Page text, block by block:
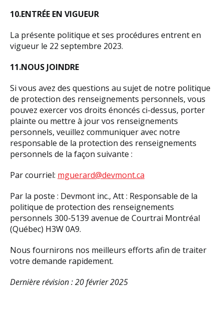
10.ENTRÉE EN VIGUEUR
La présente politique et ses procédures entrent en
vigueur le 22 septembre 2023.
11.NOUS JOINDRE
Si vous avez des questions au sujet de notre politique
de protection des renseignements personnels, vous
pouvez exercer vos droits énoncés ci-dessus, porter
plainte ou mettre à jour vos renseignements
personnels, veuillez communiquer avec notre
responsable de la protection des renseignements
personnels de la façon suivante :
Par courriel: mguerard@devmont.ca
Par la poste : Devmont inc., Att : Responsable de la
politique de protection des renseignements
personnels 300-5139 avenue de Courtrai Montréal
(Québec) H3W 0A9.
Nous fournirons nos meilleurs efforts afin de traiter
votre demande rapidement.
Dernière révision : 20 février 2025